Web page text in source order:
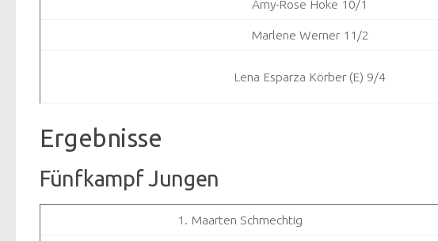
Amy-Rose Hoke 10/1
Marlene Werner 11/2
Lena Esparza Körber (E) 9/4
Ergebnisse
Fünfkampf Jungen
1. Maarten Schmechtig